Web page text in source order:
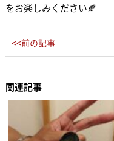
をお楽しみください🍂
<<前の記事
関連記事